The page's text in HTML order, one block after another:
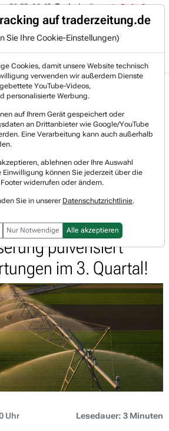
Trading-Room
16:49 Trade des Tages 06.08.
und gratis Artikel lesen.
registriert? Jetzt anmelden!
Pivotal-Points
Point-Check: Tech-Boom in...
Watchlist
im Pivotal-Point-
Boom in der
- Spezialist für
pulverisiert
im 3. Quartal!
Uhr
Lesedauer: 3 Minuten
auf traderzeitung.de
Sie Ihre Cookie-Einstellungen)
Cookies, damit unsere Website technisch
verwenden wir außerdem Dienste
YouTube-Videos,
personalisierte Werbung.
auf Ihrem Gerät gespeichert oder
an Drittanbieter wie Google/YouTube
Eine Verarbeitung kann auch außerhalb
ablehnen oder Ihre Auswahl
Einwilligung können Sie jederzeit über die
widerrufen oder ändern.
Sie in unserer Datenschutzrichtlinie.
Nur Notwendige Alle akzeptieren